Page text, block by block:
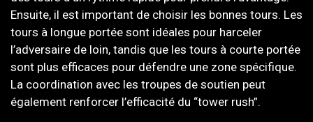
Ensuite, il est important de choisir les bonnes tours. Les
tours à longue portée sont idéales pour harceler
l’adversaire de loin, tandis que les tours à courte portée
sont plus efficaces pour défendre une zone spécifique.
La coordination avec les troupes de soutien peut
également renforcer l’efficacité du “tower rush”.